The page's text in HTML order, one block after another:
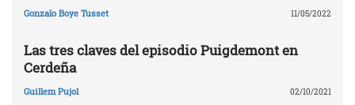
Gonzalo Boye Tusset 11/05/2022
Las tres claves del episodio Puigdemont en
Cerdeña
Guillem Pujol 02/10/2021